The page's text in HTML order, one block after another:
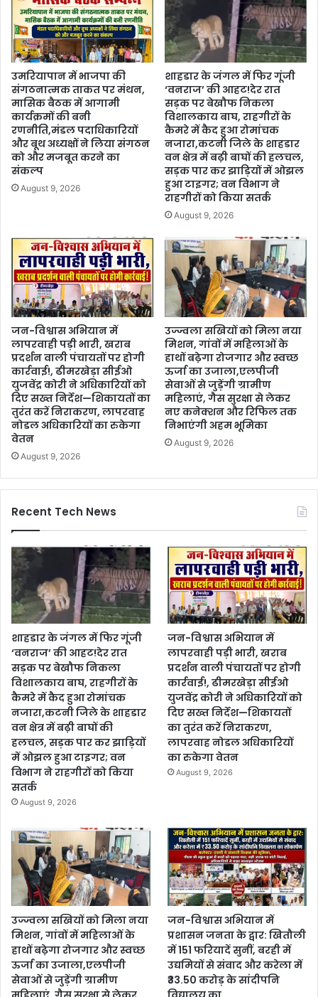
उमरियापान में भाजपा की
संगठनात्मक ताकत पर मंथन,
मासिक बैठक में आगामी
कार्यक्रमों की बनी
रणनीति,मंडल पदाधिकारियों
और बूथ अध्यक्षों ने लिया संगठन
को और मजबूत करने का
संकल्प
August 9, 2026
शाहडार के जंगल में फिर गूंजी
‘वनराज’ की आहट!देर रात
सड़क पर बेखौफ निकला
विशालकाय बाघ, राहगीरों के
कैमरे में कैद हुआ रोमांचक
नजारा,कटनी जिले के शाहडार
वन क्षेत्र में बढ़ी बाघों की हलचल,
सड़क पार कर झाड़ियों में ओझल
हुआ टाइगर; वन विभाग ने
राहगीरों को किया सतर्क
August 9, 2026
जन-विश्वास अभियान में
लापरवाही पड़ी भारी, खराब
प्रदर्शन वाली पंचायतों पर होगी
कार्रवाई!, ढीमरखेड़ा सीईओ
युजवेंद्र कोरी ने अधिकारियों को
दिए सख्त निर्देश—शिकायतों का
तुरंत करें निराकरण, लापरवाह
नोडल अधिकारियों का रुकेगा
वेतन
August 9, 2026
उज्ज्वला सखियों को मिला नया
मिशन, गांवों में महिलाओं के
हाथों बढ़ेगा रोजगार और स्वच्छ
ऊर्जा का उजाला,एलपीजी
सेवाओं से जुड़ेंगी ग्रामीण
महिलाएं, गैस सुरक्षा से लेकर
नए कनेक्शन और रिफिल तक
निभाएंगी अहम भूमिका
August 9, 2026
Recent Tech News
शाहडार के जंगल में फिर गूंजी
‘वनराज’ की आहट!देर रात
सड़क पर बेखौफ निकला
विशालकाय बाघ, राहगीरों के
कैमरे में कैद हुआ रोमांचक
नजारा,कटनी जिले के शाहडार
वन क्षेत्र में बढ़ी बाघों की
हलचल, सड़क पार कर झाड़ियों
में ओझल हुआ टाइगर; वन
विभाग ने राहगीरों को किया
सतर्क
August 9, 2026
जन-विश्वास अभियान में
लापरवाही पड़ी भारी, खराब
प्रदर्शन वाली पंचायतों पर होगी
कार्रवाई!, ढीमरखेड़ा सीईओ
युजवेंद्र कोरी ने अधिकारियों को
दिए सख्त निर्देश—शिकायतों
का तुरंत करें निराकरण,
लापरवाह नोडल अधिकारियों
का रुकेगा वेतन
August 9, 2026
उज्ज्वला सखियों को मिला नया
मिशन, गांवों में महिलाओं के
हाथों बढ़ेगा रोजगार और स्वच्छ
ऊर्जा का उजाला,एलपीजी
सेवाओं से जुड़ेंगी ग्रामीण
जन-विश्वास अभियान में
प्रशासन जनता के द्वार: खितौली
में 151 फरियादें सुनीं, बरही में
उद्यमियों से संवाद और करेला में
₹33.50 करोड़ के सांदीपनि